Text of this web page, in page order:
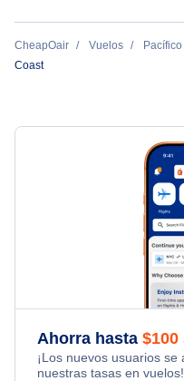
V Australia Airlines
CheapOair Vuelos
Coast
Ahorra hasta $100
¡Los nuevos usuarios se
nuestras tasas en vuelos!